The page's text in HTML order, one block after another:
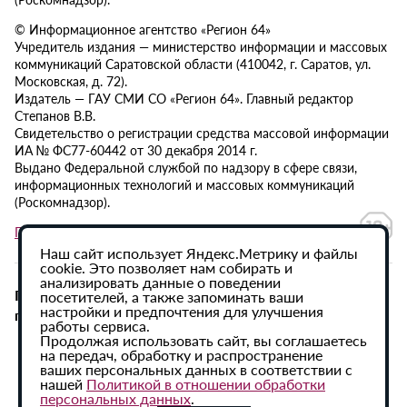
© Информационное агентство «Регион 64»
Учредитель издания — министерство информации и массовых
коммуникаций Саратовской области (410042, г. Саратов, ул.
Московская, д. 72).
Издатель — ГАУ СМИ СО «Регион 64». Главный редактор
Степанов В.В.
Свидетельство о регистрации средства массовой информации
ИА № ФС77-60442 от 30 декабря 2014 г.
Выдано Федеральной службой по надзору в сфере связи,
информационных технологий и массовых коммуникаций
(Роскомнадзор).
Политика в отношении обработки персональных данных
При использовании материалов сайта активная
гиперссылка на ИА «Регион 64» обязательна.
Наш сайт использует Яндекс.Метрику и файлы
cookie. Это позволяет нам собирать и
анализировать данные о поведении
посетителей, а также запоминать ваши
настройки и предпочтения для улучшения
работы сервиса.
Продолжая использовать сайт, вы соглашаетесь
на передач, обработку и распространение
ваших персональных данных в соответствии с
нашей Политикой в отношении обработки
персональных данных.